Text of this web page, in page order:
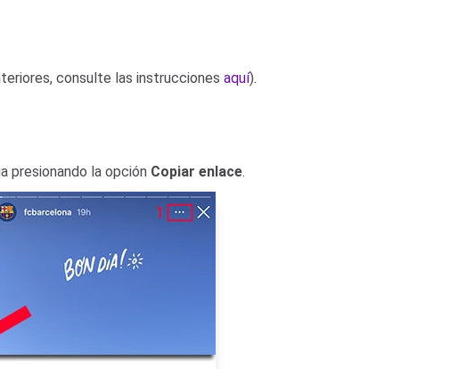
consulte las instrucciones aquí).
presionando la opción Copiar enlace.